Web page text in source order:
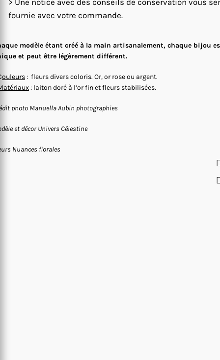
> Une notice avec des conseils de conservation vous
fournie avec votre commande.
modèle étant créé à la main artisanalement, chaque bijou
et peut être légèrement différent.
ouleurs: fleurs divers coloris. Or, or rose ou argent.
: laiton doré à l’or fin et fleurs stabilisées.
photo Manuella Aubin photographies
et décor Univers Célestine
Nuances florales